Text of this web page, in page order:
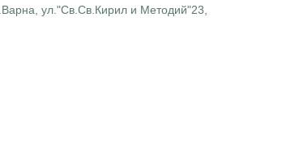
ул."Св.Св.Кирил и Методий"23,